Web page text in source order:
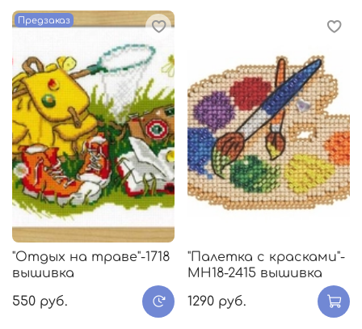
Предзаказ
"Отдых на траве"-1718
вышивка
550 руб.
"Палетка с красками"-
МH18-2415 вышивка
1290 руб.